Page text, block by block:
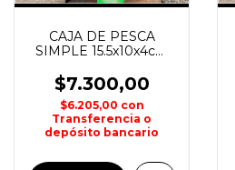
CAJA DE PESCA
SIMPLE 15.5x10x4cm
$7.300,00
$6.205,00 con
Transferencia o
depósito bancario